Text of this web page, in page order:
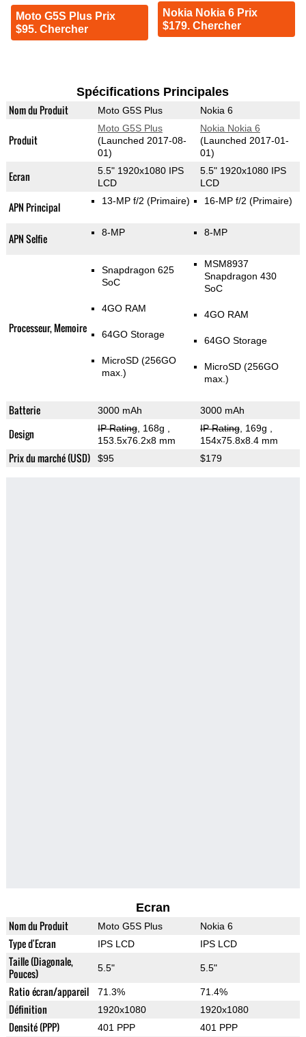
Moto G5S Plus Prix
$95. Chercher
Nokia Nokia 6 Prix
$179. Chercher
Spécifications Principales
Nom du Produit Moto G5S Plus Nokia 6
Produit
Moto G5S Plus
(Launched 2017-08-
01)
Nokia Nokia 6
(Launched 2017-01-
01)
Ecran
5.5" 1920x1080 IPS
LCD
5.5" 1920x1080 IPS
LCD
APN Principal 13-MP f/2 (Primaire) 16-MP f/2 (Primaire)
APN Selfie 8-MP 8-MP
Processeur, Memoire
Snapdragon 625
SoC
4GO RAM
64GO Storage
MicroSD (256GO
max.)
MSM8937
Snapdragon 430
SoC
4GO RAM
64GO Storage
MicroSD (256GO
max.)
Batterie 3000 mAh 3000 mAh
Design IP Rating, 168g
153.5x76.2x8 mm
IP Rating, 169g
154x75.8x8.4 mm
Prix du marché (USD) $95 $179
Ecran
Nom du Produit Moto G5S Plus Nokia 6
Type d'Ecran IPS LCD IPS LCD
Taille (Diagonale,
Pouces)
5.5" 5.5"
Ratio écran/appareil 71.3% 71.4%
Définition 1920x1080 1920x1080
Densité (PPP) 401 PPP 401 PPP